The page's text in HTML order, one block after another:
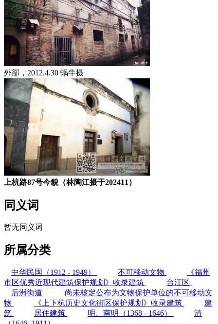
外部，2012.4.30 蜗牛摄
上杭路87号今貌（林陶江摄于202411）
同义词
暂无同义词
所属分类
中华民国（1912 - 1949） 不可移动文物
《福州
市区优秀近现代建筑保护规划》收录建筑
台江区
后洲街道
尚未核定公布为文物保护单位的不可移动文
物
《上下杭历史文化街区保护规划》收录建筑
建
筑
居住建筑 明、南明（1368 - 1646）
清